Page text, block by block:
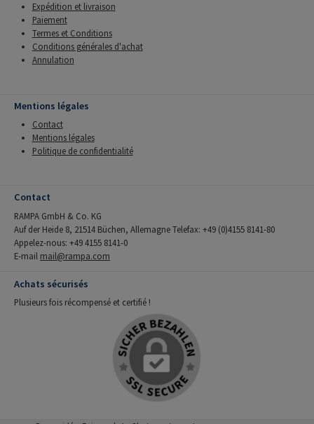
Expédition et livraison
Paiement
Termes et Conditions
Conditions générales d'achat
Annulation
Mentions légales
Contact
Mentions légales
Politique de confidentialité
Contact
RAMPA GmbH & Co. KG
Auf der Heide 8, 21514 Büchen, Allemagne Telefax: +49 (0)4155 8141-80
Appelez-nous: +49 4155 8141-0
E-mail mail@rampa.com
Achats sécurisés
Plusieurs fois récompensé et certifié !